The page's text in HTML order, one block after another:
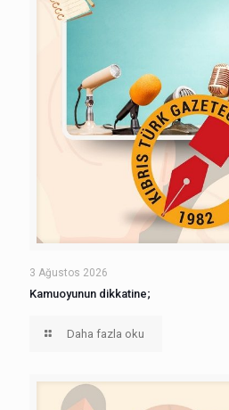
3 Ağustos 2026
Kamuoyunun dikkatine;
Daha fazla oku